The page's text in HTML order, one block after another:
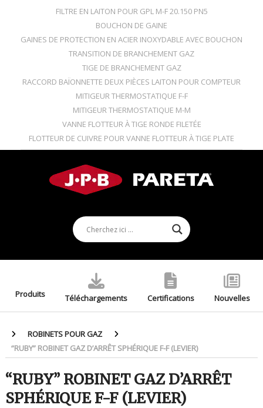
FILTRE EN LAITON POUR GPL M-F 20.150 PN5
BOUCHON DE GAINE
GAINES DE PROTECTION EN ACIER INOXYDABLE AVEC BOUCHON
TRANSITION DE BRANCHEMENT GAZ
TIGE DE BRANCHEMENT GAZ
RACCORD BAÏONNETTE DEUX PIÈCES LAITON POUR COMPTEUR
MITIGEUR THERMOSTATIQUE F-F
MITIGEUR THERMOSTATIQUE M-M
VANNE FLOTTEUR À TIGE RONDE FILETÉE
FLOTTEUR DE CUIVRE POUR VANNE FLOTTEUR À TIGE PLATE
Produits Téléchargements Certifications Nouvelles
ROBINETS POUR GAZ
“RUBY” ROBINET GAZ D’ARRÊT SPHÉRIQUE F-F (LEVIER)
“RUBY” ROBINET GAZ D’ARRÊT
SPHÉRIQUE F-F (LEVIER)